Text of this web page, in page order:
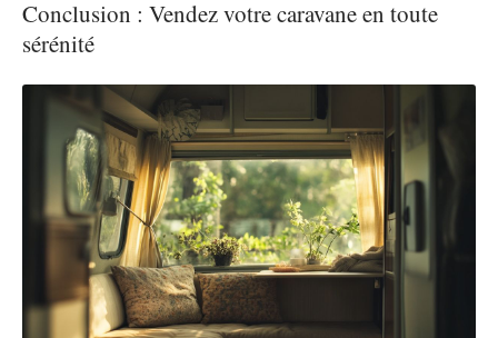
Conclusion : Vendez votre caravane en toute
sérénité